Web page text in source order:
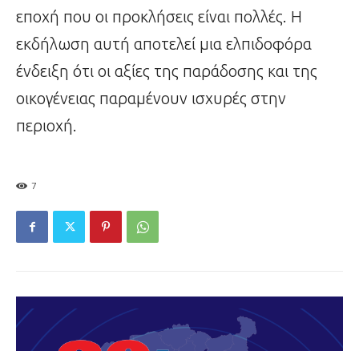
εποχή που οι προκλήσεις είναι πολλές. Η
εκδήλωση αυτή αποτελεί μια ελπιδοφόρα
ένδειξη ότι οι αξίες της παράδοσης και της
οικογένειας παραμένουν ισχυρές στην
περιοχή.
7